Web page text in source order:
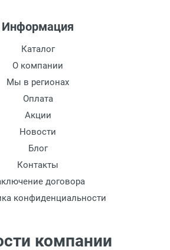
Информация
Каталог
О компании
Мы в регионах
Оплата
Акции
Новости
Блог
Контакты
договора
конфиденциальности
компании